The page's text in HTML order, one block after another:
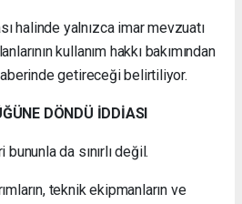
halinde yalnızca imar mevzuatı
kullanım hakkı bakımından
getireceği belirtiliyor.
DÖNDÜ İDDİASI
da sınırlı değil.
teknik ekipmanların ve